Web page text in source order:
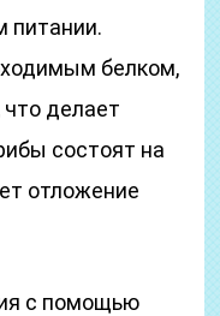
питании.
белком,
делает
состоят на
отложение
с помощью